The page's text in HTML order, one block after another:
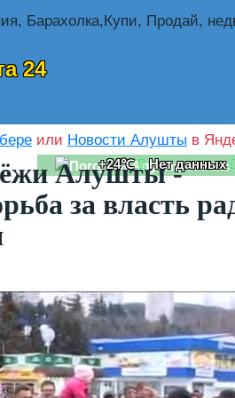
24
+24℃ Нет данных
или Новости Алушты в
Алушты -
за власть